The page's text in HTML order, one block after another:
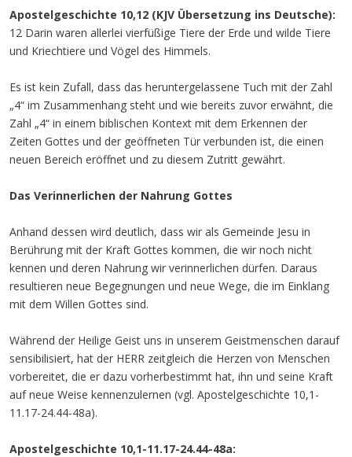
Apostelgeschichte 10,12 (KJV Übersetzung ins Deutsche):
12 Darin waren allerlei vierfüßige Tiere der Erde und wilde Tiere
und Kriechtiere und Vögel des Himmels.
Es ist kein Zufall, dass das heruntergelassene Tuch mit der Zahl
„4“ im Zusammenhang steht und wie bereits zuvor erwähnt, die
Zahl „4“ in einem biblischen Kontext mit dem Erkennen der
Zeiten Gottes und der geöffneten Tür verbunden ist, die einen
neuen Bereich eröffnet und zu diesem Zutritt gewährt.
Das Verinnerlichen der Nahrung Gottes
Anhand dessen wird deutlich, dass wir als Gemeinde Jesu in
Berührung mit der Kraft Gottes kommen, die wir noch nicht
kennen und deren Nahrung wir verinnerlichen dürfen. Daraus
resultieren neue Begegnungen und neue Wege, die im Einklang
mit dem Willen Gottes sind.
Während der Heilige Geist uns in unserem Geistmenschen darauf
sensibilisiert, hat der HERR zeitgleich die Herzen von Menschen
vorbereitet, die er dazu vorherbestimmt hat, ihn und seine Kraft
auf neue Weise kennenzulernen (vgl. Apostelgeschichte 10,1-
11.17-24.44-48a).
Apostelgeschichte 10,1-11.17-24.44-48a: